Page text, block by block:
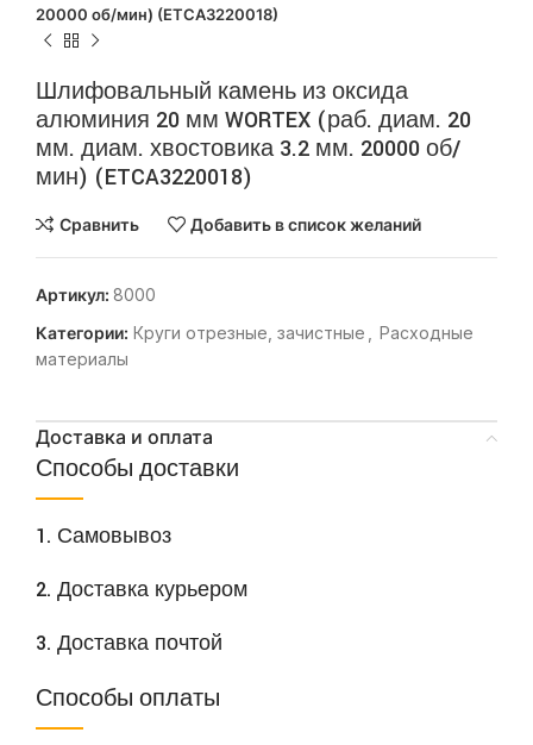
20000 об/мин) (ETCA3220018)
Шлифовальный камень из оксида
алюминия 20 мм WORTEX (раб. диам. 20
мм. диам. хвостовика 3.2 мм. 20000 об/
мин) (ETCA3220018)
Сравнить Добавить в список желаний
Артикул: 8000
Категории: Круги отрезные, зачистные
Расходные
материалы
Доставка и оплата
Способы доставки
1. Самовывоз
2. Доставка курьером
3. Доставка почтой
Способы оплаты